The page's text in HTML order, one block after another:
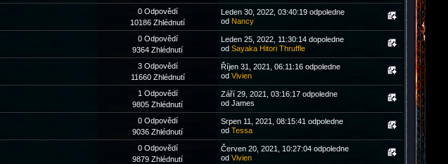
0 Odpovědí
10186 Zhlédnutí
Leden 30, 2022, 03:40:19 odpoledne
od Nancy
0 Odpovědí
9364 Zhlédnutí
Leden 25, 2022, 11:30:14 dopoledne
od Sayaka Hitori Thruffle
3 Odpovědí
11660 Zhlédnutí
Říjen 31, 2021, 06:11:16 odpoledne
od Vivien
1 Odpovědí
9805 Zhlédnutí
Září 29, 2021, 03:16:17 odpoledne
od James
0 Odpovědí
9036 Zhlédnutí
Srpen 11, 2021, 08:15:41 odpoledne
od Tessa
0 Odpovědí
9879 Zhlédnutí
Červen 20, 2021, 10:27:04 odpoledne
od Vivien